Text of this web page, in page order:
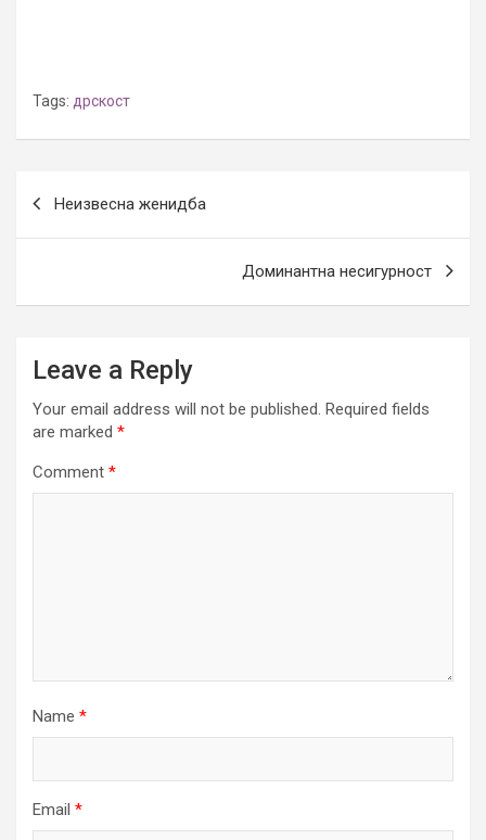
Tags: дрскост
Неизвесна женидба
Доминантна несигурност
Leave a Reply
Your email address will not be published. Required fields
are marked *
Comment *
Name *
Email *